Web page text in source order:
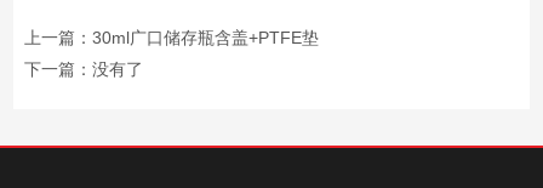
上一篇： 30ml广口储存瓶含盖+PTFE垫
下一篇：没有了